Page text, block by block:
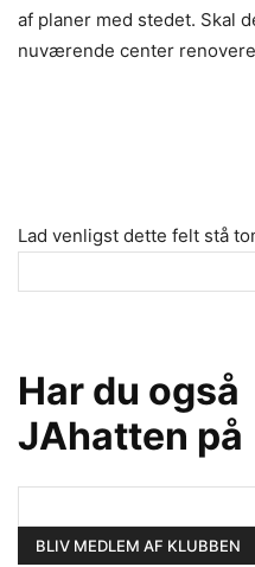
af planer med stedet. Skal
nuværende center
Lad venligst dette felt stå
Har du også
JAhatten på